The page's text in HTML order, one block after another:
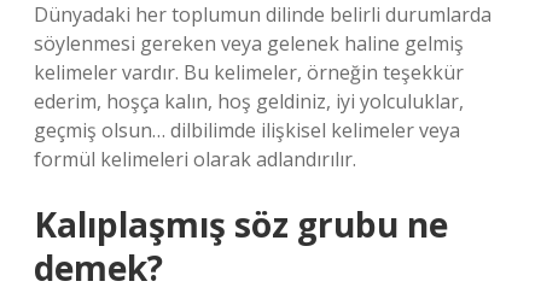
Dünyadaki her toplumun dilinde belirli durumlarda
söylenmesi gereken veya gelenek haline gelmiş
kelimeler vardır. Bu kelimeler, örneğin teşekkür
ederim, hoşça kalın, hoş geldiniz, iyi yolculuklar,
geçmiş olsun… dilbilimde ilişkisel kelimeler veya
formül kelimeleri olarak adlandırılır.
Kalıplaşmış söz grubu ne
demek?